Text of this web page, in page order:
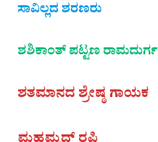
ಸಾವಿಲ್ಲದ ಶರಣರು
ಶಶಿಕಾಂತ್‌ ಪಟ್ಟಣ ರಾಮದುರ್ಗ
ಶತಮಾನದ ಶ್ರೇಷ್ಠ ಗಾಯಕ